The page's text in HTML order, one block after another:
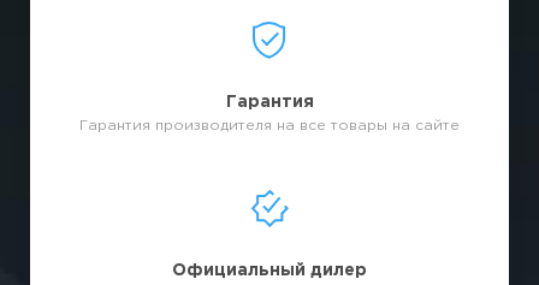
Гарантия
Гарантия производителя на все товары на сайте
Официальный дилер